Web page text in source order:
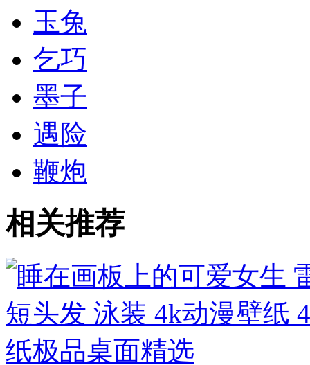
玉兔
乞巧
墨子
遇险
鞭炮
相关推荐